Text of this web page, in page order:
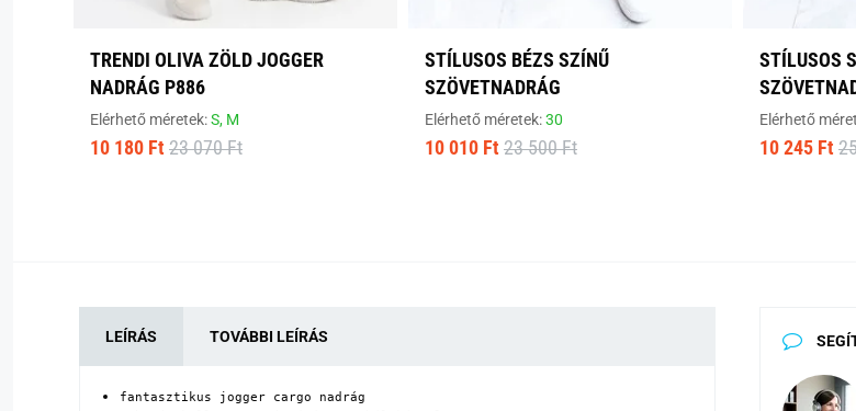
TRENDI OLIVA ZÖLD JOGGER
NADRÁG P886
Elérhető méretek:S, M
10 180 Ft 23 070 Ft
STÍLUSOS BÉZS SZÍNŰ
SZÖVETNADRÁG
Elérhető méretek:30
10 010 Ft 23 500 Ft
STÍLUSOS
Elérhető
10 245 Ft
LEÍRÁS TOVÁBBI LEÍRÁS
fantasztikus jogger cargo nadrág